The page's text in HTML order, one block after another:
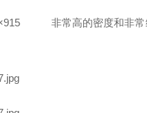
度和非常细的颗